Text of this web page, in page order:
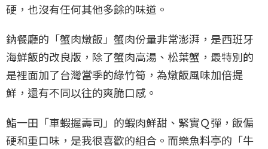
硬，也沒有任何其他多餘的味道。
鈉餐廳的「蟹肉燉飯」蟹肉份量非常澎湃，是西班牙
海鮮飯的改良版，除了蟹肉高湯、松葉蟹，最特別的
是裡面加了台灣當季的綠竹筍，為燉飯風味加倍提
鮮，還有不同以往的爽脆口感。
鮨一田「車蝦握壽司」的蝦肉鮮甜、緊實Ｑ彈，飯偏
硬和重口味，是我很喜歡的組合。而樂魚料亭的「牛